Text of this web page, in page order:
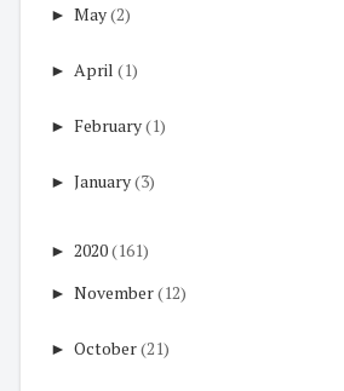
► May(2)
► April (1)
► February(1)
► January(3)
► 2020(161)
► November(12)
► October(21)